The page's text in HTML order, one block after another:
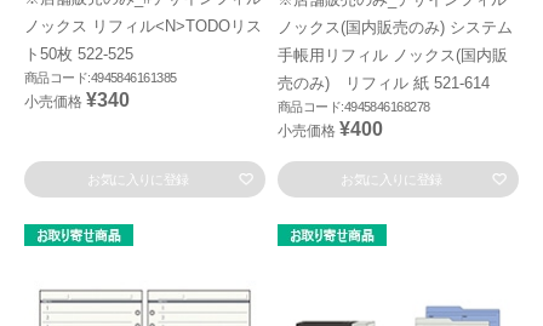
ノックス リフィル<N>TODOリス
ト50枚 522-525
商品コード:4945846161385
小売価格 ¥340
お気に入りに登録
ノックス(国内販売のみ) システム
手帳用リフィル ノックス(国内販
売のみ) リフィル 紙 521-614
商品コード:4945846168278
小売価格 ¥400
お気に入りに登録